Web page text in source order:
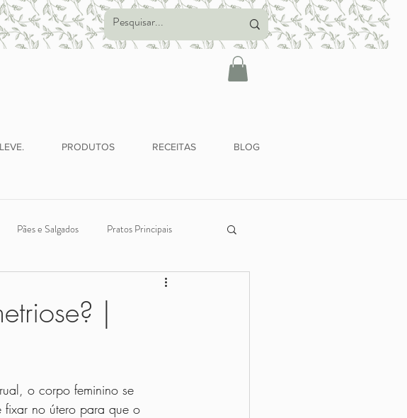
PRODUTOS RECEITAS BLOG
Pães e Salgados Pratos Principais
Alimentação Saudável
Alimentos Receitas do Brasil
|
o corpo feminino se
no útero para que o